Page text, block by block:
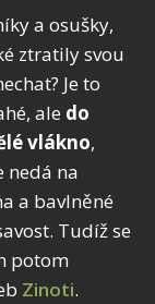
a osušky,
ztratily svou
Je to
ale do
vlákno,
nedá na
a bavlněné
Tudíž se
potom
Zinoti.